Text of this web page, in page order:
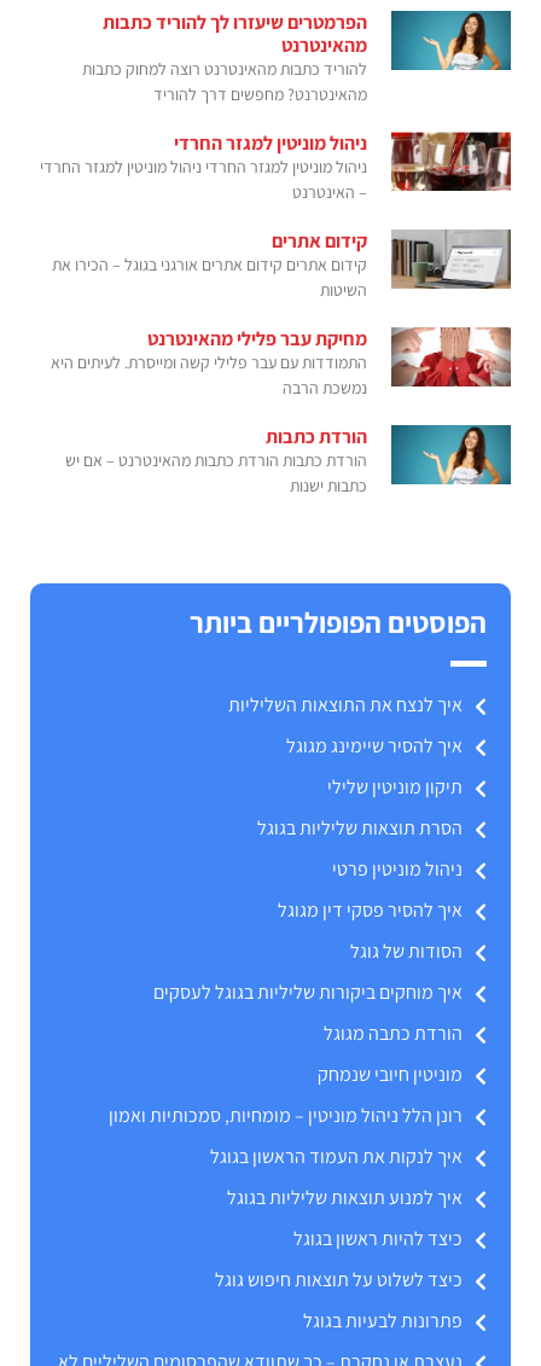
הפרמטרים שיעזרו לך להוריד כתבות
מהאינטרנט
להוריד כתבות מהאינטרנט רוצה למחוק כתבות
מהאינטרנט? מחפשים דרך להוריד
ניהול מוניטין למגזר החרדי
ניהול מוניטין למגזר החרדי ניהול מוניטין למגזר החרדי
– האינטרנט
קידום אתרים
קידום אתרים קידום אתרים אורגני בגוגל – הכירו את
השיטות
מחיקת עבר פלילי מהאינטרנט
התמודדות עם עבר פלילי קשה ומייסרת. לעיתים היא
נמשכת הרבה
הורדת כתבות
הורדת כתבות הורדת כתבות מהאינטרנט – אם יש
כתבות ישנות
הפוסטים הפופולריים ביותר
איך לנצח את התוצאות השליליות
איך להסיר שיימינג מגוגל
תיקון מוניטין שלילי
הסרת תוצאות שליליות בגוגל
ניהול מוניטין פרטי
איך להסיר פסקי דין מגוגל
הסודות של גוגל
איך מוחקים ביקורות שליליות בגוגל לעסקים
הורדת כתבה מגוגל
מוניטין חיובי שנמחק
רונן הלל ניהול מוניטין – מומחיות, סמכותיות ואמון
איך לנקות את העמוד הראשון בגוגל
איך למנוע תוצאות שליליות בגוגל
כיצד להיות ראשון בגוגל
כיצד לשלוט על תוצאות חיפוש גוגל
פתרונות לבעיות בגוגל